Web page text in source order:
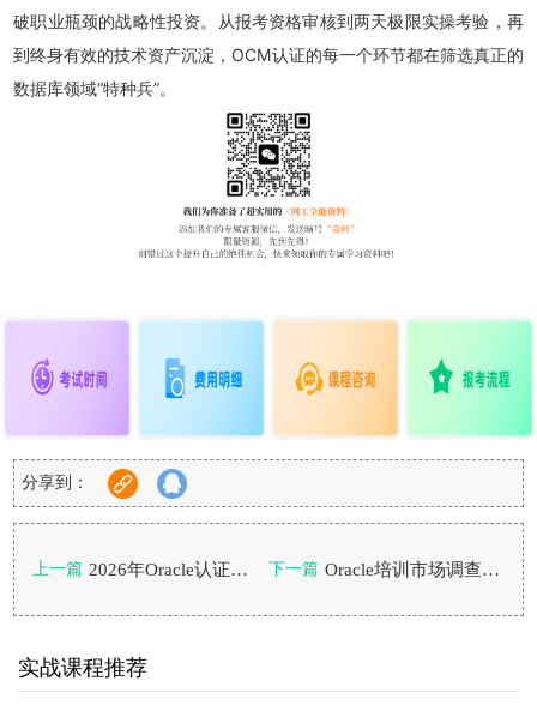
破职业瓶颈的战略性投资。从报考资格审核到两天极限实操考验，再
到终身有效的技术资产沉淀，OCM认证的每一个环节都在筛选真正的
数据库领域“特种兵”。
分享到：
上一篇 2026年Oracle认证还值得考吗？证书会过期吗？ 下一篇 Oracle培训市场调查——如何选择培训机构？
实战课程推荐